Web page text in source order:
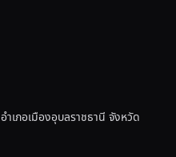
เภอเมืองอุบลราชธานี จังหวัด